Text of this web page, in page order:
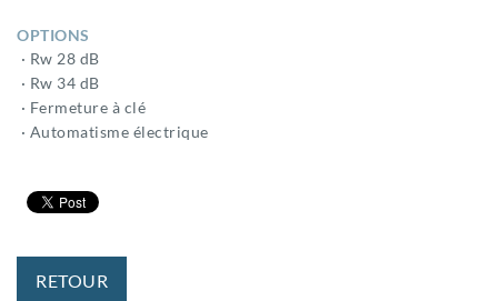
OPTIONS
· Rw 28 dB
· Rw 34 dB
· Fermeture à clé
· Automatisme électrique
RETOUR